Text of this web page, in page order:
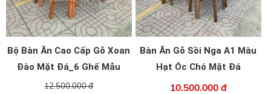
Bộ Bàn Ăn Cao Cấp Gỗ Xoan
Đào Mặt Đá_6 Ghế Mẫu
Chân Hươu
12.500.000 đ
Bàn Ăn Gỗ Sồi Nga A1 Màu
Hạt Óc Chó Mặt Đá
10.500.000 đ